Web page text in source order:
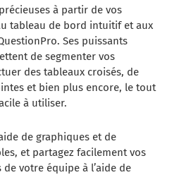
à partir de vos
tableau de bord intuitif et aux
Ses puissants
de segmenter vos
des tableaux croisés, de
et bien plus encore, le tout
à utiliser.
de graphiques et de
et partagez facilement vos
votre équipe à l’aide de